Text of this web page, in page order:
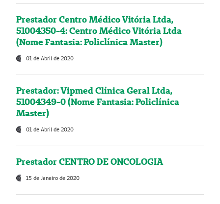
Prestador Centro Médico Vitória Ltda,
51004350-4: Centro Médico Vitória Ltda
(Nome Fantasia: Policlínica Master)
01 de Abril de 2020
Prestador: Vipmed Clínica Geral Ltda,
51004349-0 (Nome Fantasia: Policlínica
Master)
01 de Abril de 2020
Prestador CENTRO DE ONCOLOGIA
15 de Janeiro de 2020